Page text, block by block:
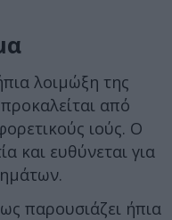
λοιμώξη της
από
ιούς. Ο
και ευθύνεται για
παρουσιάζει ήπια